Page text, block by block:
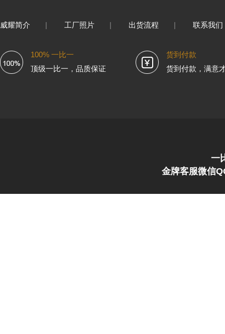
威耀简介 工厂照片 出货流程 联系我们
100% 一比一
顶级一比一，品质保证
货到付款
货到付款，满意
一
金牌客服微信